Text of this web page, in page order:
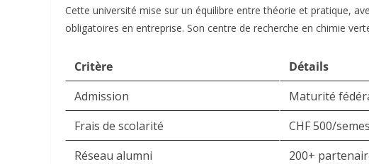
Cette université mise sur un équilibre entre théorie et pratique,
obligatoires en entreprise. Son centre de recherche en chimie
Critère
Détails
Admission
Maturité
Frais de scolarité
CHF 500/
Réseau alumni
200+